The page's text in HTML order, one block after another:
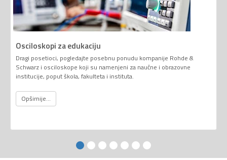
Osciloskopi za edukaciju
Dragi posetioci, pogledajte posebnu ponudu kompanije Rohde &
Schwarz i osciloskope koji su namenjeni za naučne i obrazovne
institucije, poput škola, fakulteta i instituta.
Opširnije...